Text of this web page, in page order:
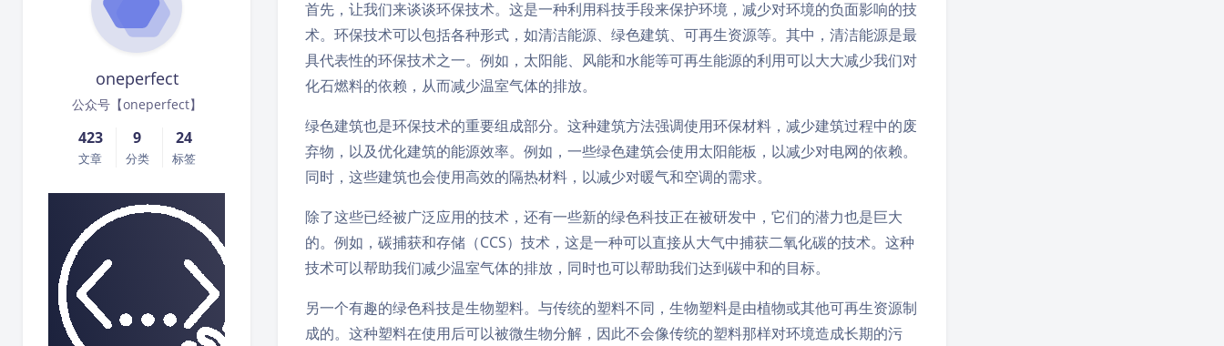
oneperfect
公众号【oneperfect】
423
文章
9
分类
24
标签
首先，让我们来谈谈环保技术。这是一种利用科技手段来保护环境，减少对环境的负面影响的技
术。环保技术可以包括各种形式，如清洁能源、绿色建筑、可再生资源等。其中，清洁能源是最
具代表性的环保技术之一。例如，太阳能、风能和水能等可再生能源的利用可以大大减少我们对
化石燃料的依赖，从而减少温室气体的排放。
绿色建筑也是环保技术的重要组成部分。这种建筑方法强调使用环保材料，减少建筑过程中的废
弃物，以及优化建筑的能源效率。例如，一些绿色建筑会使用太阳能板，以减少对电网的依赖。
同时，这些建筑也会使用高效的隔热材料，以减少对暖气和空调的需求。
除了这些已经被广泛应用的技术，还有一些新的绿色科技正在被研发中，它们的潜力也是巨大
的。例如，碳捕获和存储（CCS）技术，这是一种可以直接从大气中捕获二氧化碳的技术。这种
技术可以帮助我们减少温室气体的排放，同时也可以帮助我们达到碳中和的目标。
另一个有趣的绿色科技是生物塑料。与传统的塑料不同，生物塑料是由植物或其他可再生资源制
成的。这种塑料在使用后可以被微生物分解，因此不会像传统的塑料那样对环境造成长期的污